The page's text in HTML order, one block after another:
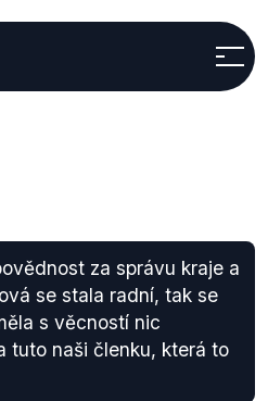
za správu kraje a
se stala radní, tak se
s věcností nic
tuto naši členku, která to